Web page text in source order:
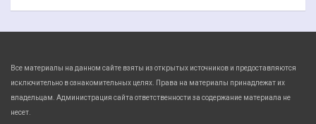
Все материалы на данном сайте взяты из открытых источников и предоставляются
исключительно в ознакомительных целях. Права на материалы принадлежат их
владельцам. Администрация сайта ответственности за содержание материала не
несет.